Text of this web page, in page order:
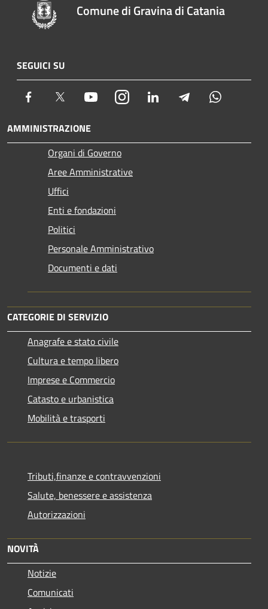
Comune di Gravina di Catania
SEGUICI SU
Facebook Twitter YoutubeInstagram LinkedIn Telegram
AMMINISTRAZIONE
Organi di Governo
Aree Amministrative
Uffici
Enti e fondazioni
Politici
Personale Amministrativo
Documenti e dati
CATEGORIE DI SERVIZIO
Anagrafe e stato civile
Cultura e tempo libero
Imprese e Commercio
Catasto e urbanistica
Mobilità e trasporti
Tributi,finanze e contravvenzioni
Salute, benessere e assistenza
Autorizzazioni
NOVITÀ
Notizie
Comunicati